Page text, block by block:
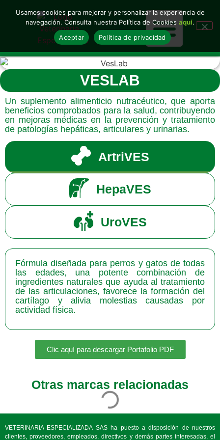
VESLAB
Un suplemento alimenticio nutracéutico, que aporta
beneficios comprobados para la salud, contribuyendo
en mejoras médicas en la prevención y tratamiento
de patologías hepáticas, articulares y urinarias.
ArtriVES
HepaVES
UroVES
Fórmula diseñada para perros y gatos de todas
las edades, una potente combinación de
ingredientes naturales que ayuda al tratamiento
de las articulaciones, favorece la formación del
cartílago y alivia molestias causadas por
actividad física.
Clic aquí para descargar Portafolio PDF
Otras marcas relacionadas
VETERINARIA ESPECIALIZADA SAS ha puesto a disposición de nuestros
clientes, proveedores, empleados, directivos y demás partes interesadas, el
Usamos cookies para mejorar y personalizar la experiencia de
navegación. Consulta nuestra Política de Cookies aquí.
Aceptar
Política de privacidad